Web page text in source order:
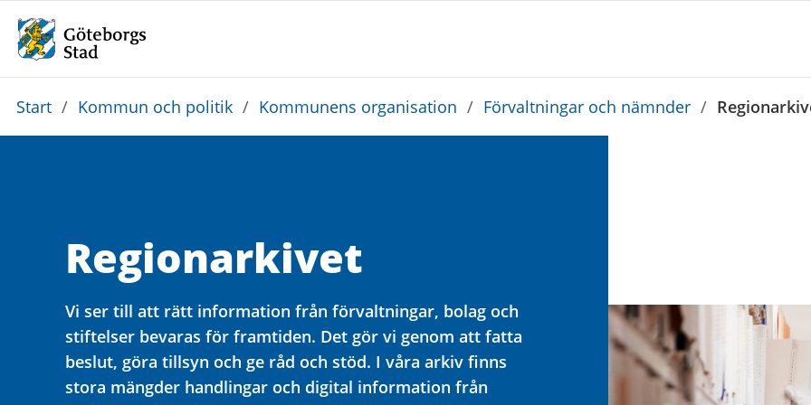
Du
är
Start / Kommun och politik / Kommunens organisation / Förvaltningar och nämnder /
Regionarkivet
Vi ser till att rätt information från förvaltningar, bolag och
stiftelser bevaras för framtiden. Det gör vi genom att fatta
beslut, göra tillsyn och ge råd och stöd. I våra arkiv finns
stora mängder handlingar och digital information från